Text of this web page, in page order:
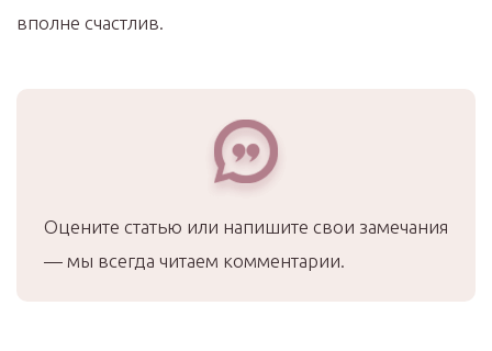
вполне счастлив.
Оцените статью или напишите свои замечания
— мы всегда читаем комментарии.